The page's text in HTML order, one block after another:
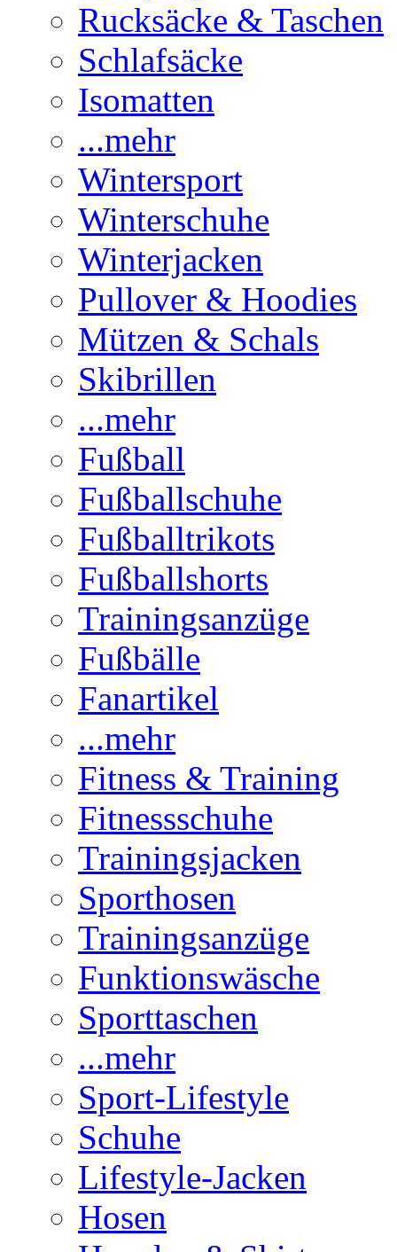
Rucksäcke & Taschen
Schlafsäcke
Isomatten
...mehr
Wintersport
Winterschuhe
Winterjacken
Pullover & Hoodies
Mützen & Schals
Skibrillen
...mehr
Fußball
Fußballschuhe
Fußballtrikots
Fußballshorts
Trainingsanzüge
Fußbälle
Fanartikel
...mehr
Fitness & Training
Fitnessschuhe
Trainingsjacken
Sporthosen
Trainingsanzüge
Funktionswäsche
Sporttaschen
...mehr
Sport-Lifestyle
Schuhe
Lifestyle-Jacken
Hosen